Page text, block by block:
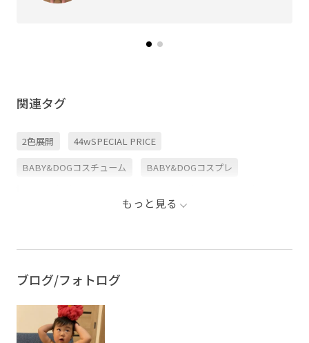
関連タグ
2色展開 44wSPECIAL PRICE
BABY&DOGコスチューム BABY&DOGコスプレ
ピンク ブルー ベアトップ
もっと見る
ブログ/フォトログ